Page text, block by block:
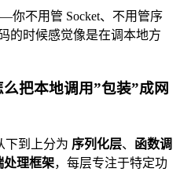
你不用管 Socket、不用管序
的时候感觉像是在调本地方
把本地调用”包装”成网
下到上分为 序列化层、 函数调
处理框架，每层专注于特定功